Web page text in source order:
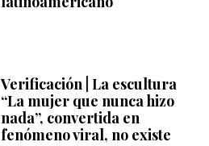
Verificación | La escultura
“La mujer que nunca hizo
nada”, convertida en
fenómeno viral, no existe